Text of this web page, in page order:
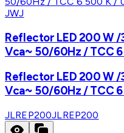
JWJ
Reflector LED 200 W
Vca~ 50/60Hz / TCC
Reflector LED 200 W
Vca~ 50/60Hz / TCC
JLREP200JLREP200